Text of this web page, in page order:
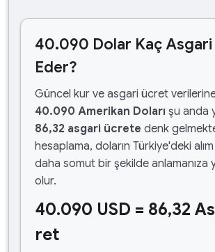
40.090 Dolar Kaç
Eder?
Güncel kur ve asgari ücret
40.090 Amerikan Doları şu anda
86,32 asgari ücrete denk
hesaplama, doların Türkiye'deki
daha somut bir şekilde anlamanıza
olur.
40.090 USD = 86,32
ret